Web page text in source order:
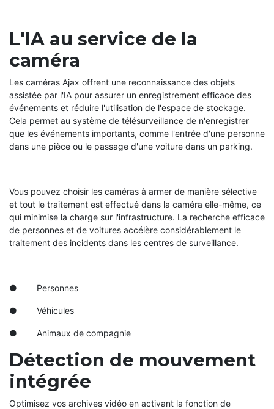
L'IA au service de la
caméra
Les caméras Ajax offrent une reconnaissance des objets
assistée par l'IA pour assurer un enregistrement efficace des
événements et réduire l'utilisation de l'espace de stockage.
Cela permet au système de télésurveillance de n'enregistrer
que les événements importants, comme l'entrée d'une personne
dans une pièce ou le passage d'une voiture dans un parking.
Vous pouvez choisir les caméras à armer de manière sélective
et tout le traitement est effectué dans la caméra elle-même, ce
qui minimise la charge sur l'infrastructure. La recherche efficace
de personnes et de voitures accélère considérablement le
traitement des incidents dans les centres de surveillance.
● Personnes
● Véhicules
● Animaux de compagnie
Détection de mouvement
intégrée
Optimisez vos archives vidéo en activant la fonction de